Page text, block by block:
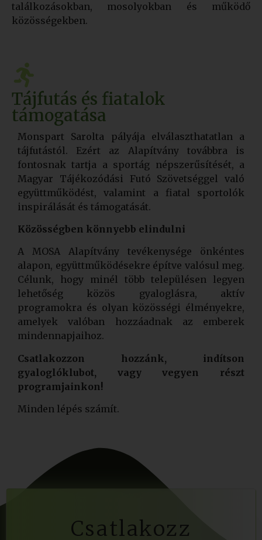
találkozásokban, mosolyokban és működő
közösségekben.
Tájfutás és fiatalok
támogatása
Monspart Sarolta pályája elválaszthatatlan a
tájfutástól. Ezért az Alapítvány továbbra is
fontosnak tartja a sportág népszerűsítését, a
Magyar Tájékozódási Futó Szövetséggel való
együttműködést, valamint a fiatal sportolók
inspirálását és támogatását.
Közösségben könnyebb elindulni
A MOSA Alapítvány tevékenysége önkéntes
alapon, együttműködésekre építve valósul meg.
Célunk, hogy minél több településen legyen
lehetőség közös gyaloglásra, aktív
programokra és olyan közösségi élményekre,
amelyek valóban hozzáadnak az emberek
mindennapjaihoz.
Csatlakozzon hozzánk, indítson
gyaloglóklubot, vagy vegyen részt
programjainkon!
Minden lépés számít.
Csatlakozz